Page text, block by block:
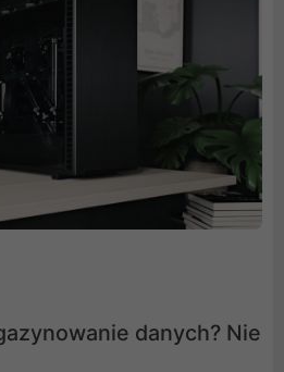
danych? Nie